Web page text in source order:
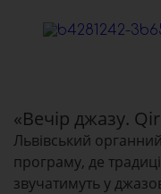
«Вечір джазу.
Львівський
програму, де
звучатимуть у